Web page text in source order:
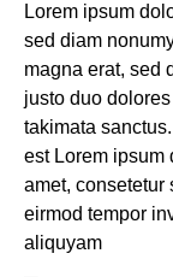
Lorem ipsum
sed diam
magna erat, sed
justo duo
takimata sanctus.
est Lorem ipsum
amet, consetetur
eirmod tempor
aliquyam